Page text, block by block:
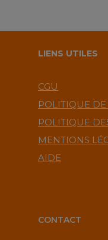
LIENS UTILES
CGU
POLITIQUE
POLITIQUE
MENTIONS
AIDE
CONTACT